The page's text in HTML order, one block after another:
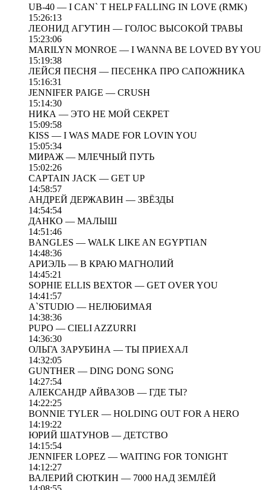
UB-40 — I CAN` T HELP FALLING IN LOVE (RMK)
15:26:13
ЛЕОНИД АГУТИН — ГОЛОС ВЫСОКОЙ ТРАВЫ
15:23:06
MARILYN MONROE — I WANNA BE LOVED BY YOU
15:19:38
ЛЕЙСЯ ПЕСНЯ — ПЕСЕНКА ПРО САПОЖНИКА
15:16:31
JENNIFER PAIGE — CRUSH
15:14:30
НИКА — ЭТО НЕ МОЙ СЕКРЕТ
15:09:58
KISS — I WAS MADE FOR LOVIN YOU
15:05:34
МИРАЖ — МЛЕЧНЫЙ ПУТЬ
15:02:26
CAPTAIN JACK — GET UP
14:58:57
АНДРЕЙ ДЕРЖАВИН — ЗВЁЗДЫ
14:54:54
ДАНКО — МАЛЫШ
14:51:46
BANGLES — WALK LIKE AN EGYPTIAN
14:48:36
АРИЭЛЬ — В КРАЮ МАГНОЛИЙ
14:45:21
SOPHIE ELLIS BEXTOR — GET OVER YOU
14:41:57
A`STUDIO — НЕЛЮБИМАЯ
14:38:36
PUPO — CIELI AZZURRI
14:36:30
ОЛЬГА ЗАРУБИНА — ТЫ ПРИЕХАЛ
14:32:05
GUNTHER — DING DONG SONG
14:27:54
АЛЕКСАНДР АЙВАЗОВ — ГДЕ ТЫ?
14:22:25
BONNIE TYLER — HOLDING OUT FOR A HERO
14:19:22
ЮРИЙ ШАТУНОВ — ДЕТCТВО
14:15:54
JENNIFER LOPEZ — WAITING FOR TONIGHT
14:12:27
ВАЛЕРИЙ СЮТКИН — 7000 НАД ЗЕМЛЁЙ